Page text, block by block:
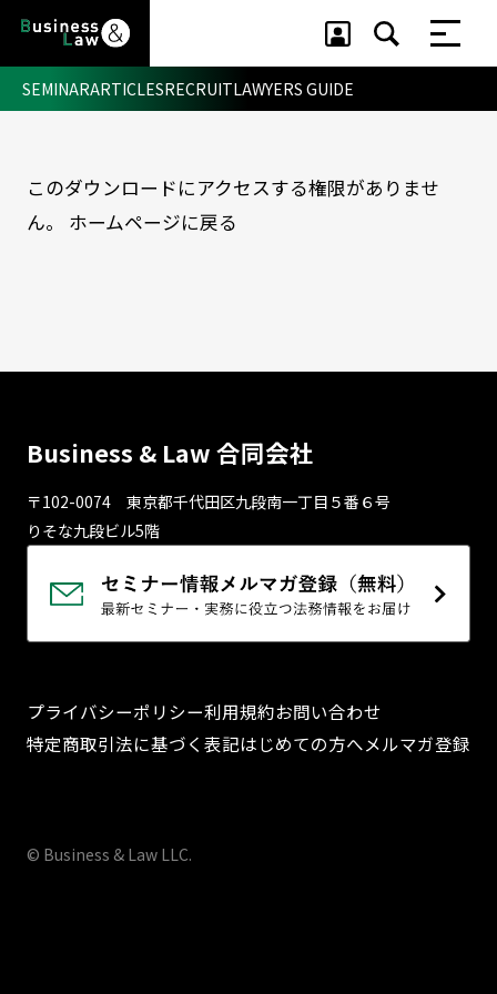
セミナー ・ 記事
セミナー
SEMINARARTICLESRECRUITLAWYERS GUIDE
このダウンロードにアクセスする権限がありませ
ん。 ホームページに戻る
Business & Law 合同会社
〒102-0074 東京都千代⽥区九段南⼀丁⽬５番６号
りそな九段ビル5階
プライバシーポリシー利用規約お問い合わせ
特定商取引法に基づく表記はじめての方へメルマガ登録
© Business & Law LLC.